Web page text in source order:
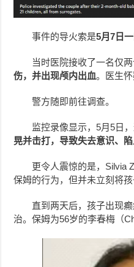
事件的导火索是5月7日
当时医院接收了一名仅
伤，并出现颅内出血。医生
警方随即前往调查。
监控录像显示，5月5日
晃并击打，导致失去意识、
更令人震惊的是，Silvia
保姆的行为，但并未立刻将孩
直到两天后，孩子出现
治。保姆为56岁的李春梅（